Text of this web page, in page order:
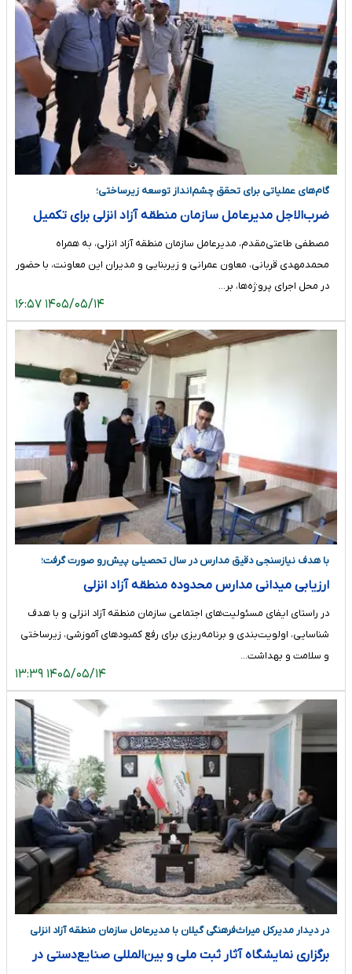
گام‌های عملیاتی برای تحقق چشم‌انداز توسعه زیرساختی؛
ضرب‌الاجل مدیرعامل سازمان منطقه آزاد انزلی برای تکمیل
مصطفی طاعتی‌مقدم، مدیرعامل سازمان منطقه آزاد انزلی، به همراه
محمدمهدی قربانی، معاون عمرانی و زیربنایی و مدیران این معاونت، با حضور
در محل اجرای پروژه‌ها، بر…
۱۴۰۵/۰۵/۱۴ ۱۶:۵۷
با هدف نیازسنجی دقیق مدارس در سال تحصیلی پیش‌رو صورت گرفت؛
ارزیابی میدانی مدارس محدوده منطقه آزاد انزلی
در راستای ایفای مسئولیت‌های اجتماعی سازمان منطقه آزاد انزلی و با هدف
شناسایی، اولویت‌بندی و برنامه‌ریزی برای رفع کمبودهای آموزشی، زیرساختی
و سلامت و بهداشت…
۱۴۰۵/۰۵/۱۴ ۱۳:۳۹
در دیدار مدیرکل میراث‌فرهنگی گیلان با مدیرعامل سازمان منطقه آزاد انزلی
برگزاری نمایشگاه آثار ثبت ملی و بین‌المللی صنایع‌دستی در